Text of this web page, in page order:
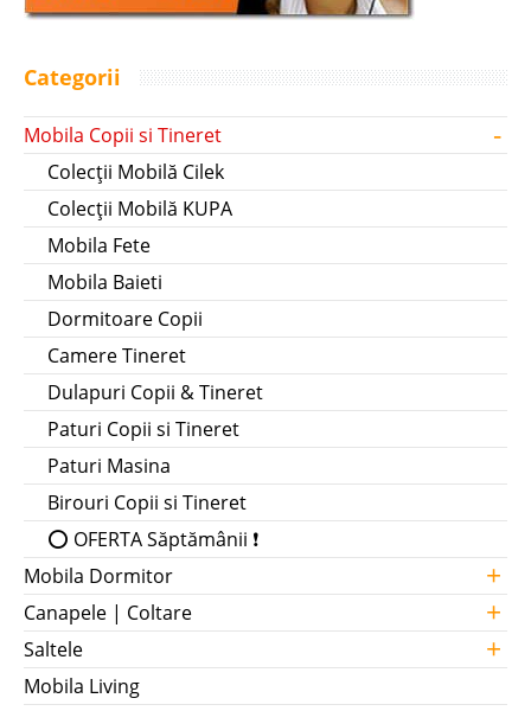
Categorii
Mobila Copii si Tineret -
Colecții Mobilă Cilek
Colecții Mobilă KUPA
Mobila Fete
Mobila Baieti
Dormitoare Copii
Camere Tineret
Dulapuri Copii & Tineret
Paturi Copii si Tineret
Paturi Masina
Birouri Copii si Tineret
⭕ OFERTA Săptămânii ❗
Mobila Dormitor
+
Canapele | Coltare +
Saltele +
Mobila Living